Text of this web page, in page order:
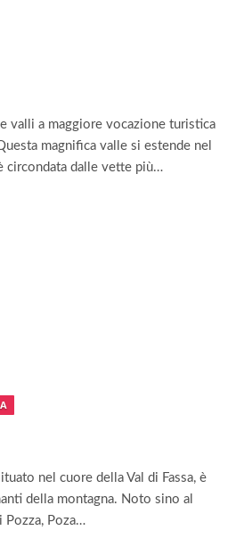
valli a maggiore vocazione turistica
magnifica valle si estende nel
circondata dalle vette più…
nel cuore della Val di Fassa, è
della montagna. Noto sino al
Poza…